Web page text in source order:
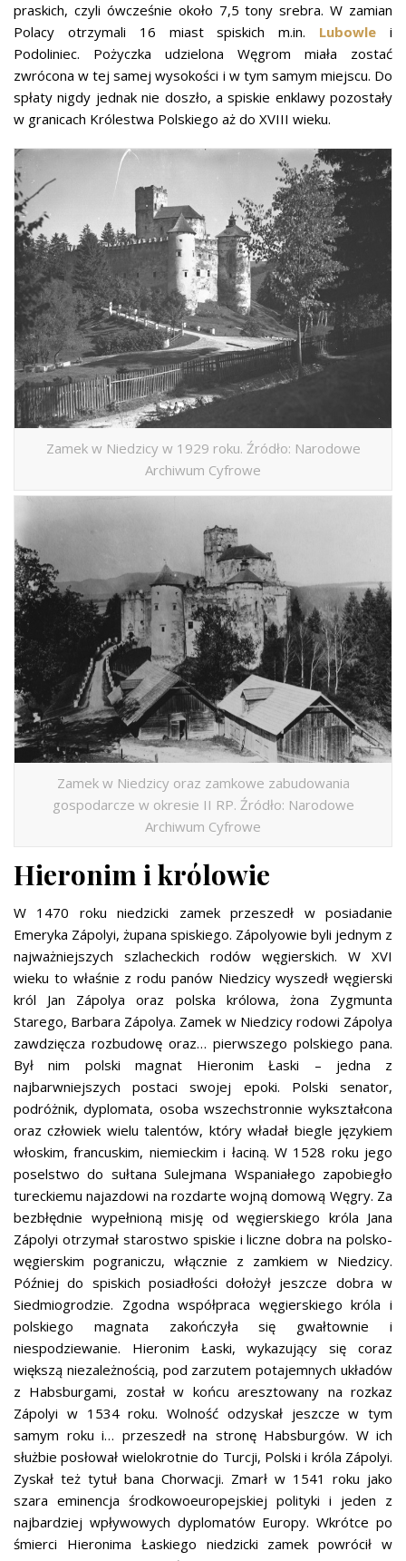
praskich, czyli ówcześnie około 7,5 tony srebra. W zamian
Polacy otrzymali 16 miast spiskich m.in. Lubowle i
Podoliniec. Pożyczka udzielona Węgrom miała zostać
zwrócona w tej samej wysokości i w tym samym miejscu. Do
spłaty nigdy jednak nie doszło, a spiskie enklawy pozostały
w granicach Królestwa Polskiego aż do XVIII wieku.
Zamek w Niedzicy w 1929 roku. Źródło: Narodowe
Archiwum Cyfrowe
Zamek w Niedzicy oraz zamkowe zabudowania
gospodarcze w okresie II RP. Źródło: Narodowe
Archiwum Cyfrowe
Hieronim i królowie
W 1470 roku niedzicki zamek przeszedł w posiadanie
Emeryka Zápolyi, żupana spiskiego. Zápolyowie byli jednym z
najważniejszych szlacheckich rodów węgierskich. W XVI
wieku to właśnie z rodu panów Niedzicy wyszedł węgierski
król Jan Zápolya oraz polska królowa, żona Zygmunta
Starego, Barbara Zápolya. Zamek w Niedzicy rodowi Zápolya
zawdzięcza rozbudowę oraz… pierwszego polskiego pana.
Był nim polski magnat Hieronim Łaski – jedna z
najbarwniejszych postaci swojej epoki. Polski senator,
podróżnik, dyplomata, osoba wszechstronnie wykształcona
oraz człowiek wielu talentów, który władał biegle językiem
włoskim, francuskim, niemieckim i łaciną. W 1528 roku jego
poselstwo do sułtana Sulejmana Wspaniałego zapobiegło
tureckiemu najazdowi na rozdarte wojną domową Węgry. Za
bezbłędnie wypełnioną misję od węgierskiego króla Jana
Zápolyi otrzymał starostwo spiskie i liczne dobra na polsko-
węgierskim pograniczu, włącznie z zamkiem w Niedzicy.
Później do spiskich posiadłości dołożył jeszcze dobra w
Siedmiogrodzie. Zgodna współpraca węgierskiego króla i
polskiego magnata zakończyła się gwałtownie i
niespodziewanie. Hieronim Łaski, wykazujący się coraz
większą niezależnością, pod zarzutem potajemnych układów
z Habsburgami, został w końcu aresztowany na rozkaz
Zápolyi w 1534 roku. Wolność odzyskał jeszcze w tym
samym roku i… przeszedł na stronę Habsburgów. W ich
służbie posłował wielokrotnie do Turcji, Polski i króla Zápolyi.
Zyskał też tytuł bana Chorwacji. Zmarł w 1541 roku jako
szara eminencja środkowoeuropejskiej polityki i jeden z
najbardziej wpływowych dyplomatów Europy. Wkrótce po
śmierci Hieronima Łaskiego niedzicki zamek powrócił w